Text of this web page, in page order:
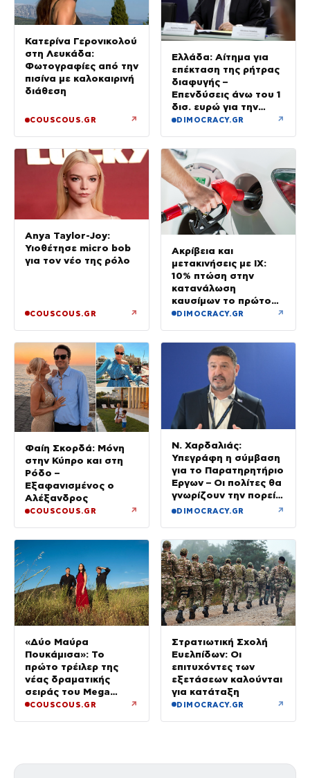
Κατερίνα Γερονικολού
στη Λευκάδα:
Φωτογραφίες από την
πισίνα με καλοκαιρινή
διάθεση
COUSCOUS.GR ↗
Ελλάδα: Αίτημα για
επέκταση της ρήτρας
διαφυγής –
Επενδύσεις άνω του 1
δισ. ευρώ για την
Ενέργεια έως το 2028
DIMOCRACY.GR ↗
Anya Taylor-Joy:
Υιοθέτησε micro bob
για τον νέο της ρόλο
COUSCOUS.GR ↗
Ακρίβεια και
μετακινήσεις με ΙΧ:
10% πτώση στην
κατανάλωση
καυσίμων το πρώτο
εξάμηνο του έτους
DIMOCRACY.GR ↗
Φαίη Σκορδά: Μόνη
στην Κύπρο και στη
Ρόδο –
Εξαφανισμένος ο
Αλέξανδρος
COUSCOUS.GR ↗
Ν. Χαρδαλιάς:
Υπεγράφη η σύμβαση
για το Παρατηρητήριο
Έργων – Οι πολίτες θα
γνωρίζουν την πορεία
κάθε έργου στην
DIMOCRACY.GR ↗
«Δύο Μαύρα
Πουκάμισα»: Το
πρώτο τρέιλερ της
νέας δραματικής
σειράς του Mega
κυκλοφόρησε
COUSCOUS.GR ↗
Στρατιωτική Σχολή
Ευελπίδων: Οι
επιτυχόντες των
εξετάσεων καλούνται
για κατάταξη
DIMOCRACY.GR ↗